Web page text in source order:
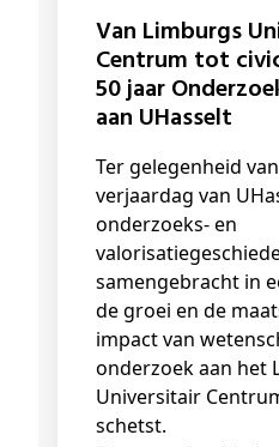
Van Limburgs Universitair
Centrum tot
50 jaar
aan UHasselt
Ter gelegenheid
verjaardag van
onderzoeks- en
samengebracht in
de groei en de
impact van
onderzoek aan het
Universitair
schetst.